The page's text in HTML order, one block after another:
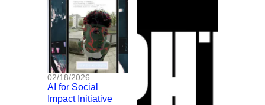
02/18/2026
AI for Social
Impact Initiative